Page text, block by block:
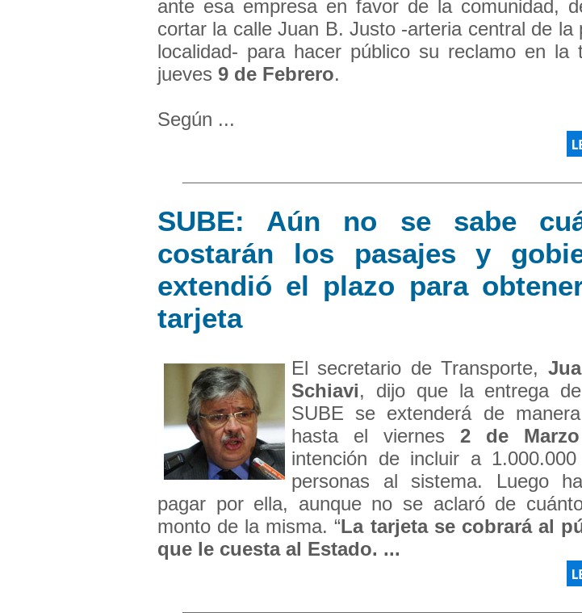
ante esa empresa en favor de la comunidad,
cortar la calle Juan B. Justo -arteria central de la
localidad- para hacer público su reclamo en la
jueves 9 de Febrero.
Según ...
SUBE: Aún no se sabe
costarán los pasajes y
extendió el plazo para
tarjeta
El secretario de Transporte,
Schiavi, dijo que la entrega
SUBE se extenderá de
hasta el viernes 2 de Marzo
intención de incluir a
personas al sistema. Luego
pagar por ella, aunque no se aclaró de
monto de la misma. “La tarjeta se cobrará al
que le cuesta al Estado. ...